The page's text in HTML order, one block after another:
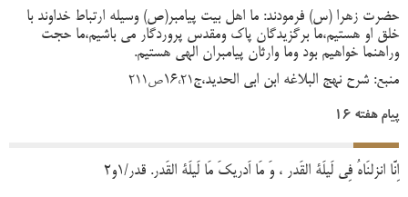
حضرت زهرا (س) فرمودند: ما اهل بیت پیامبر(ص) وسیله ارتباط خداوند با
خلق او هستیم،ما برگزیدگان پاک ومقدس پروردگار می باشیم،ما حجت
وراهنما خواهیم بود وما وارثان پیامبران الهی هستیم.
منبع: شرح نهج البلاغه ابن ابی الحدید،ج16،21ص211
پیام هفته 16